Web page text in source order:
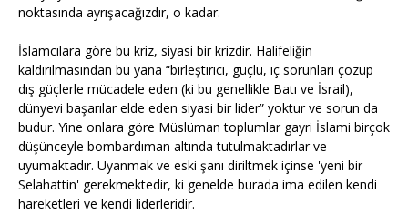
noktasında ayrışacağızdır, o kadar.
İslamcılara göre bu kriz, siyasi bir krizdir. Halifeliğin
kaldırılmasından bu yana “birleştirici, güçlü, iç sorunları çözüp
dış güçlerle mücadele eden (ki bu genellikle Batı ve İsrail),
dünyevi başarılar elde eden siyasi bir lider” yoktur ve sorun da
budur. Yine onlara göre Müslüman toplumlar gayri İslami birçok
düşünceyle bombardıman altında tutulmaktadırlar ve
uyumaktadır. Uyanmak ve eski şanı diriltmek içinse 'yeni bir
Selahattin' gerekmektedir, ki genelde burada ima edilen kendi
hareketleri ve kendi liderleridir.